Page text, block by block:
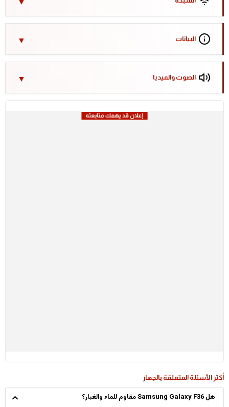
البيانات
الصوت والميديا
أكثر الأسئلة المتعلقة بالجهاز
هل Samsung Galaxy F36 مقاوم للماء والغبار؟